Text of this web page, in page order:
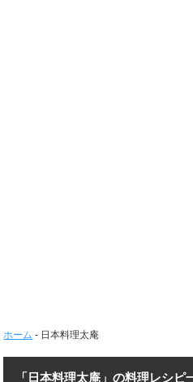
ホーム - 日本料理太庵
「日本料理太庵」の料理レシピ